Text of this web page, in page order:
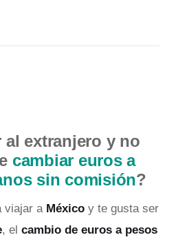
al extranjero y no
cambiar euros a
sin comisión?
viajar a México y te gusta ser
, el cambio de euros a pesos